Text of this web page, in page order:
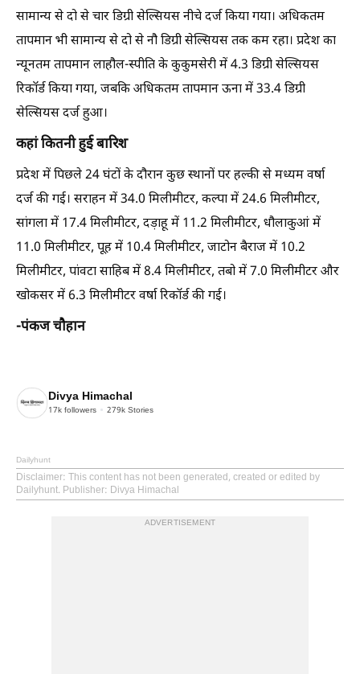
सामान्य से दो से चार डिग्री सेल्सियस नीचे दर्ज किया गया। अधिकतम
तापमान भी सामान्य से दो से नौ डिग्री सेल्सियस तक कम रहा। प्रदेश का
न्यूनतम तापमान लाहौल-स्पीति के कुकुमसेरी में 4.3 डिग्री सेल्सियस
रिकॉर्ड किया गया, जबकि अधिकतम तापमान ऊना में 33.4 डिग्री
सेल्सियस दर्ज हुआ।
कहां कितनी हुई बारिश
प्रदेश में पिछले 24 घंटों के दौरान कुछ स्थानों पर हल्की से मध्यम वर्षा
दर्ज की गई। सराहन में 34.0 मिलीमीटर, कल्पा में 24.6 मिलीमीटर,
सांगला में 17.4 मिलीमीटर, दड़ाहू में 11.2 मिलीमीटर, धौलाकुआं में
11.0 मिलीमीटर, पूह में 10.4 मिलीमीटर, जाटोन बैराज में 10.2
मिलीमीटर, पांवटा साहिब में 8.4 मिलीमीटर, तबो में 7.0 मिलीमीटर और
खोकसर में 6.3 मिलीमीटर वर्षा रिकॉर्ड की गई।
-पंकज चौहान
Divya Himachal
17k followers 279k Stories
Dailyhunt
Disclaimer: This content has not been generated, created or edited by
Dailyhunt. Publisher: Divya Himachal
ADVERTISEMENT